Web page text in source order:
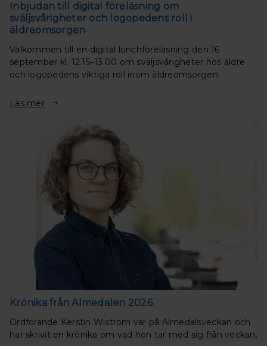
Inbjudan till digital föreläsning om
sväljsvårigheter och logopedens roll i
äldreomsorgen
Välkommen till en digital lunchföreläsning den 16
september kl. 12.15–13.00 om sväljsvårigheter hos äldre
och logopedens viktiga roll inom äldreomsorgen.
Läs mer
Krönika från Almedalen 2026
Ordförande Kerstin Wiström var på Almedalsveckan och
har skrivit en krönika om vad hon tar med sig från veckan.